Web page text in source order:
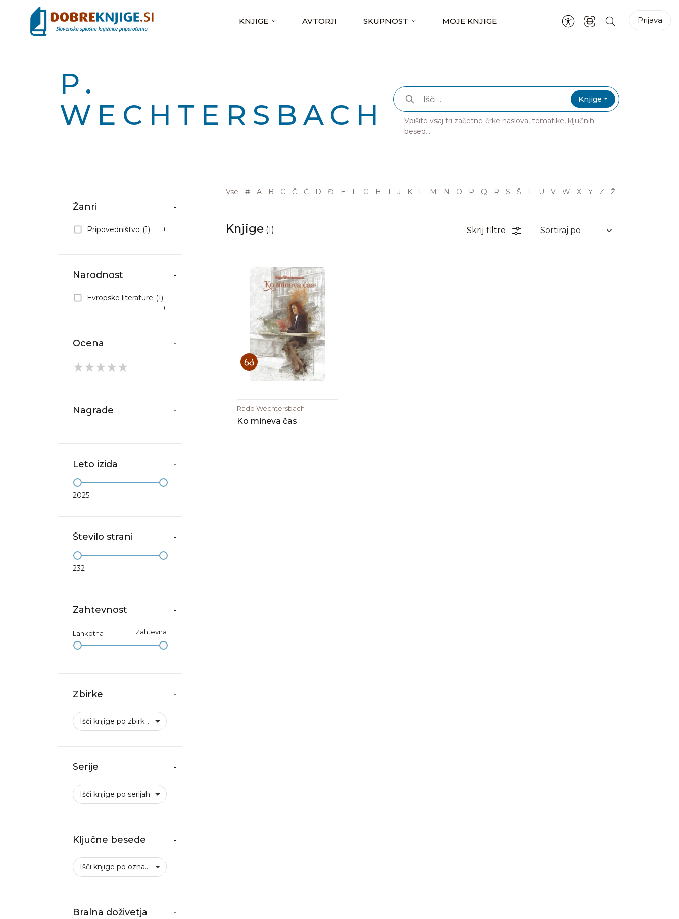
KNJIGE AVTORJI SKUPNOST MOJE KNJIGE Prijava
P.
WECHTERSBACH
Knjige
Vpišite vsaj tri začetne črke naslova, tematike, ključnih
besed...
Žanri -
Pripovedništvo (1) +
Narodnost -
Evropske literature (1)
+
Ocena -
★
★
★
★
★
Nagrade -
Leto izida -
2025
Število strani -
232
Zahtevnost -
Lahkotna Zahtevna
Zbirke -
Išči knjige po zbirkah
Serije -
Išči knjige po serijah
Ključne besede -
Išči knjige po oznakah
Bralna doživetja -
Vse # A B C Č Ć D Đ E F G H I J K L M N O P Q R S Š T U V W X Y Z Ž
Knjige (1) Skrij filtre
Rado Wechtersbach
Ko mineva čas